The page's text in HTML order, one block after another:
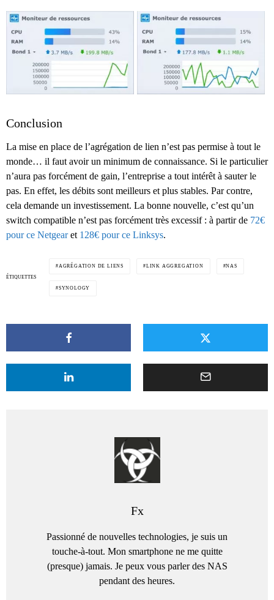
Conclusion
La mise en place de l’agrégation de lien n’est pas permise à tout le
monde… il faut avoir un minimum de connaissance. Si le particulier
n’aura pas forcément de gain, l’entreprise a tout intérêt à sauter le
pas. En effet, les débits sont meilleurs et plus stables. Par contre,
cela demande un investissement. La bonne nouvelle, c’est qu’un
switch compatible n’est pas forcément très excessif : à partir de 72€
pour ce Netgearet 128€ pour ce Linksys.
ÉTIQUETTES
AGRÉGATION DE LIENS LINK AGGREGATION NAS
SYNOLOGY
Fx
Passionné de nouvelles technologies, je suis un
touche-à-tout. Mon smartphone ne me quitte
(presque) jamais. Je peux vous parler des NAS
pendant des heures.